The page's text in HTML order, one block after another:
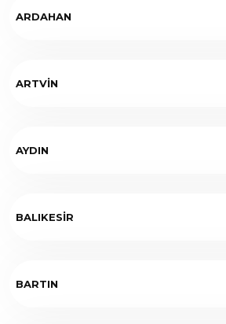
ARDAHAN
ARTVİN
AYDIN
BALIKESİR
BARTIN